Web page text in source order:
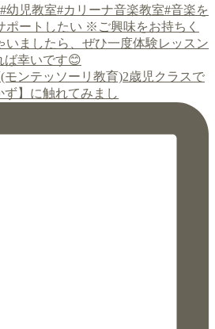
ンテッソーリ教育)2歳児クラスで
ず】に触れてみまし